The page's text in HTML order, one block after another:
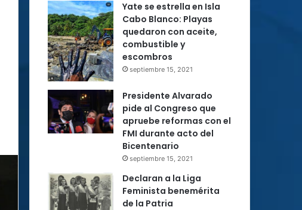
Yate se estrella en Isla
Cabo Blanco: Playas
quedaron con aceite,
combustible y
escombros
septiembre 15, 2021
Presidente Alvarado
pide al Congreso que
apruebe reformas con el
FMI durante acto del
Bicentenario
septiembre 15, 2021
Declaran a la Liga
Feminista benemérita
de la Patria